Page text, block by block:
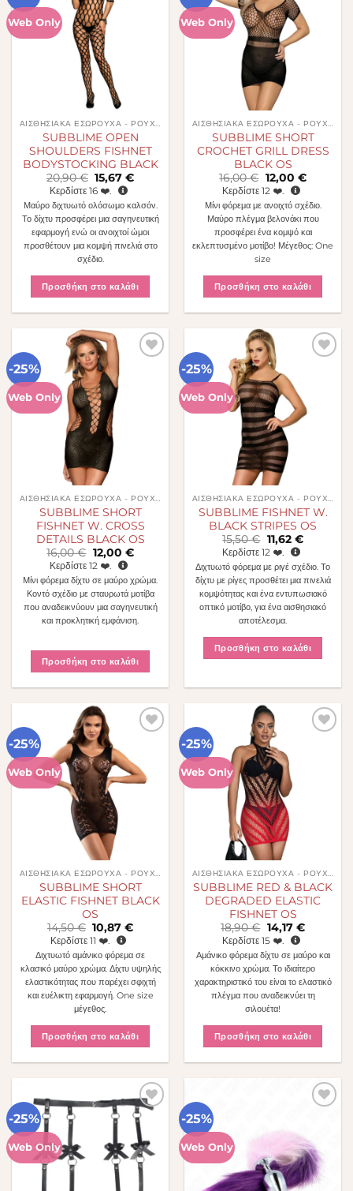
Web Only
ΑΙΣΘΗΣΙΑΚΆ ΕΣΏΡΟΥΧΑ - ΡΟΎΧΑ
SUBBLIME OPEN
SHOULDERS FISHNET
BODYSTOCKING BLACK
20,90€ Original
price
was:
20,90 €.
15,67€Η
είναι:
15,67 €.
Κερδίστε 16❤️.
Μαύρο διχτυωτό ολόσωμο καλσόν.
Το δίχτυ προσφέρει μια σαγηνευτική
εφαρμογή ενώ οι ανοιχτοί ώμοι
προσθέτουν μια κομψή πινελιά στο
σχέδιο.
Προσθήκη στο καλάθι
Web Only
στην λίστα
επιθυμιών
ΑΙΣΘΗΣΙΑΚΆ ΕΣΏΡΟΥΧΑ - ΡΟΎΧΑ
SUBBLIME SHORT
CROCHET GRILL DRESS
BLACK OS
16,00€ Original
price
was:
16,00 €.
12,00 €Η
είναι:
12,00 €.
Κερδίστε 12❤️.
Μίνι φόρεμα με ανοιχτό σχέδιο.
Μαύρο πλέγμα βελονάκι που
προσφέρει ένα κομψό και
εκλεπτυσμένο μοτίβο! Μέγεθος: One
size
Προσθήκη στο καλάθι
-25%
Web Only
στην λίστα
επιθυμιών
ΑΙΣΘΗΣΙΑΚΆ ΕΣΏΡΟΥΧΑ - ΡΟΎΧΑ
SUBBLIME SHORT
FISHNET W. CROSS
DETAILS BLACK OS
16,00€ Original
price
was:
16,00 €.
12,00 €Η
είναι:
12,00 €.
Κερδίστε 12❤️.
Μίνι φόρεμα δίχτυ σε μαύρο χρώμα.
Κοντό σχέδιο με σταυρωτά μοτίβα
που αναδεικνύουν μια σαγηνευτική
και προκλητική εμφάνιση.
Προσθήκη στο καλάθι
-25%
Web Only
στην λίστα
επιθυμιών
ΑΙΣΘΗΣΙΑΚΆ ΕΣΏΡΟΥΧΑ - ΡΟΎΧΑ
SUBBLIME FISHNET W.
BLACK STRIPES OS
15,50€ Original
price
was:
15,50 €.
11,62 €Η
είναι:
11,62 €.
Κερδίστε 12❤️.
Διχτυωτό φόρεμα με ριγέ σχέδιο. Το
δίχτυ με ρίγες προσθέτει μια πινελιά
κομψότητας και ένα εντυπωσιακό
οπτικό μοτίβο, για ένα αισθησιακό
αποτέλεσμα.
Προσθήκη στο καλάθι
-25%
Web Only
στην λίστα
επιθυμιών
ΑΙΣΘΗΣΙΑΚΆ ΕΣΏΡΟΥΧΑ - ΡΟΎΧΑ
SUBBLIME SHORT
ELASTIC FISHNET BLACK
OS
14,50€ Original
price
was:
14,50 €.
10,87€Η
είναι:
10,87 €.
Κερδίστε 11 ❤️.
Διχτυωτό αμάνικο φόρεμα σε
κλασικό μαύρο χρώμα. Δίχτυ υψηλής
ελαστικότητας που παρέχει σφιχτή
και ευέλικτη εφαρμογή. One size
μέγεθος.
Προσθήκη στο καλάθι
-25%
Web Only
ΑΙΣΘΗΣΙΑΚΆ ΕΣΏΡΟΥΧΑ - ΡΟΎΧΑ
SUBBLIME RED & BLACK
DEGRADED ELASTIC
FISHNET OS
18,90€ Original
price
was:
18,90 €.
14,17 €Η
είναι:
14,17 €.
Κερδίστε 15❤️.
Αμάνικο φόρεμα δίχτυ σε μαύρο και
κόκκινο χρώμα. Το ιδιαίτερο
χαρακτηριστικό του είναι το ελαστικό
πλέγμα που αναδεικνύει τη
σιλουέτα!
Προσθήκη στο καλάθι
-25%
Web Only
Πρόσθήκη
στην λίστα
επιθυμιών
-25%
Web Only
επιθυμιών